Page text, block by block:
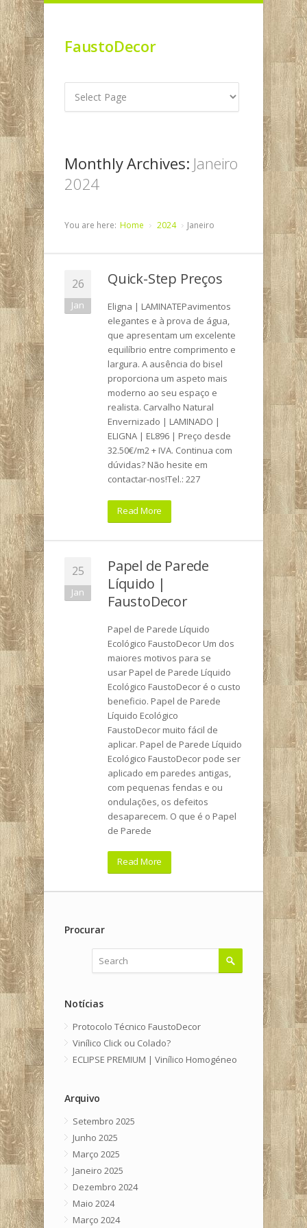
FaustoDecor
Monthly Archives: Janeiro
2024
You are here: Home 2024 Janeiro
26
Jan
Quick-Step Preços
Eligna | LAMINATEPavimentos
elegantes e à prova de água,
que apresentam um excelente
equilíbrio entre comprimento e
largura. A ausência do bisel
proporciona um aspeto mais
moderno ao seu espaço e
realista. Carvalho Natural
Envernizado | LAMINADO |
ELIGNA | EL896 | Preço desde
32.50€/m2 + IVA. Continua com
dúvidas? Não hesite em
contactar-nos!Tel.: 227
Read More
25
Jan
Papel de Parede
Líquido |
FaustoDecor
Papel de Parede Líquido
Ecológico FaustoDecor Um dos
maiores motivos para se
usar Papel de Parede Líquido
Ecológico FaustoDecor é o custo
beneficio. Papel de Parede
Líquido Ecológico
FaustoDecor muito fácil de
aplicar. Papel de Parede Líquido
Ecológico FaustoDecor pode ser
aplicado em paredes antigas,
com pequenas fendas e ou
ondulações, os defeitos
desaparecem. O que é o Papel
de Parede
Read More
Procurar
Notícias
Protocolo Técnico FaustoDecor
Vinílico Click ou Colado?
ECLIPSE PREMIUM | Vinílico Homogéneo
Arquivo
Setembro 2025
Junho 2025
Março 2025
Janeiro 2025
Dezembro 2024
Maio 2024
Março 2024